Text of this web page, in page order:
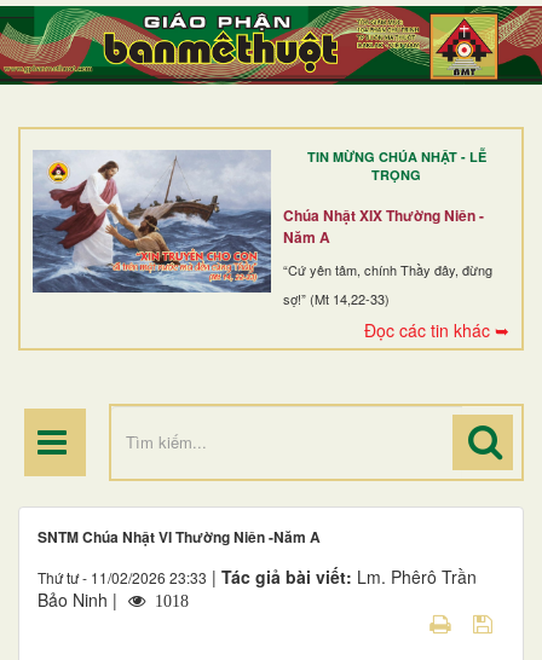
TIN MỪNG CHÚA NHẬT - LỄ
TRỌNG
Chúa Nhật XIX Thường Niên -
Năm A
“Cứ yên tâm, chính Thầy đây, đừng
sợ!” (Mt 14,22-33)
Đọc các tin khác ➥
TRANG NHẤT
GIỚI THIỆU
DÒNG TU
BAN MỤC VỤ
ĐOÀN THỂ CG
ĐIỂM HÀNH HƯƠNG
SNTM Chúa Nhật VI Thường Niên -Năm A
Thứ tư - 11/02/2026 23:33 | Tác giả bài viết: Lm. Phêrô Trần
Bảo Ninh |
1018